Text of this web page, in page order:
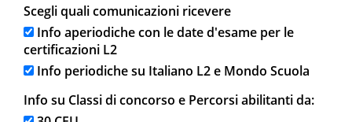
Scegli quali comunicazioni ricevere
Info aperiodiche con le date d'esame per le
certificazioni L2
Info periodiche su Italiano L2 e Mondo Scuola
Info su Classi di concorso e Percorsi abilitanti da: